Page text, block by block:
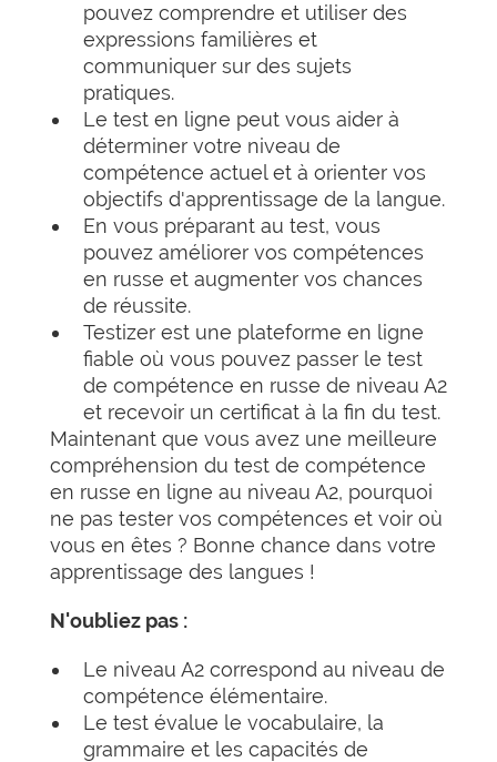
pouvez comprendre et utiliser des
expressions familières et
communiquer sur des sujets
pratiques.
Le test en ligne peut vous aider à
déterminer votre niveau de
compétence actuel et à orienter vos
objectifs d'apprentissage de la langue.
En vous préparant au test, vous
pouvez améliorer vos compétences
en russe et augmenter vos chances
de réussite.
Testizer est une plateforme en ligne
fiable où vous pouvez passer le test
de compétence en russe de niveau A2
et recevoir un certificat à la fin du test.
Maintenant que vous avez une meilleure
compréhension du test de compétence
en russe en ligne au niveau A2, pourquoi
ne pas tester vos compétences et voir où
vous en êtes ? Bonne chance dans votre
apprentissage des langues !
N'oubliez pas :
Le niveau A2 correspond au niveau de
compétence élémentaire.
Le test évalue le vocabulaire, la
grammaire et les capacités de